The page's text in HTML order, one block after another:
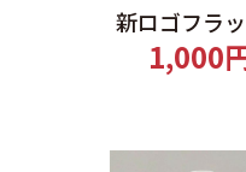
新ロゴフラ
1,000